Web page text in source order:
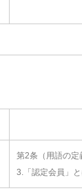
第2条（用語の定
3.「認定会員」